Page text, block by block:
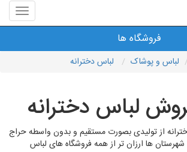
منوی
سایت
آرا
فروشگاه ها
لباس و پوشاک لباس دخترانه
لباس دخترانه
از تولیدی بصورت مستقیم و بدون واسطه حراج
شهرستان ها ارزان تر از همه فروشگاه های لباس